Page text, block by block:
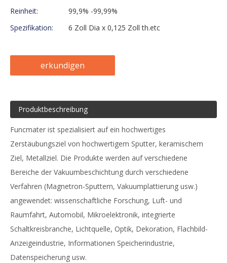
Reinheit:
99,9% -99,99%
Spezifikation:
6 Zoll Dia x 0,125 Zoll th.etc
erkundigen
Produktbeschreibung
Funcmater ist spezialisiert auf ein hochwertiges
Zerstäubungsziel von hochwertigem Sputter, keramischem
Ziel, Metallziel. Die Produkte werden auf verschiedene
Bereiche der Vakuumbeschichtung durch verschiedene
Verfahren (Magnetron-Sputtern, Vakuumplattierung usw.)
angewendet: wissenschaftliche Forschung, Luft- und
Raumfahrt, Automobil, Mikroelektronik, integrierte
Schaltkreisbranche, Lichtquelle, Optik, Dekoration, Flachbild-
Anzeigeindustrie, Informationen Speicherindustrie,
Datenspeicherung usw.